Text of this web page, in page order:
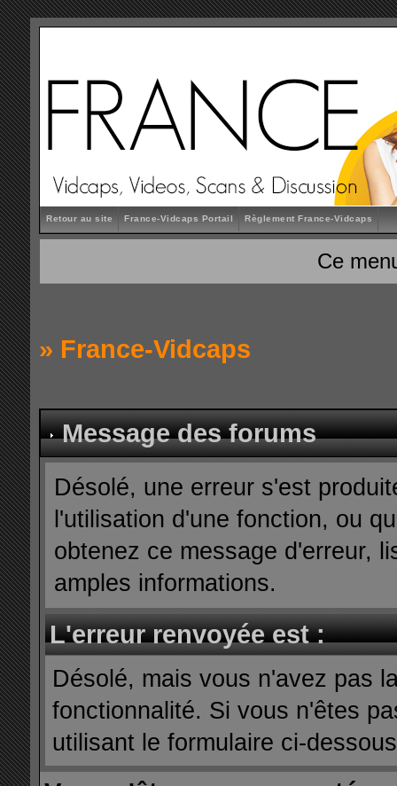
Retour au site France-Vidcaps Portail Règlement France-Vidcaps
Ce
» France-Vidcaps
Message des forums
Désolé, une erreur s'est
l'utilisation d'une fonction, ou
obtenez ce message d'erreur,
amples informations.
L'erreur renvoyée est :
Désolé, mais vous n'avez pas
fonctionnalité. Si vous n'êtes
utilisant le formulaire ci-